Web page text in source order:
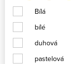
Bílá
bílé
duhová
pastelová